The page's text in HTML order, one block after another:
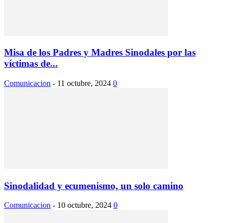
Misa de los Padres y Madres Sinodales por las
víctimas de...
Comunicacion - 11 octubre, 2024 0
Sinodalidad y ecumenismo, un solo camino
Comunicacion - 10 octubre, 2024 0